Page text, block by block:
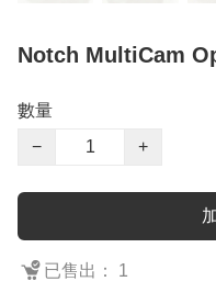
Notch MultiCam
數量
−
+
已售出： 1